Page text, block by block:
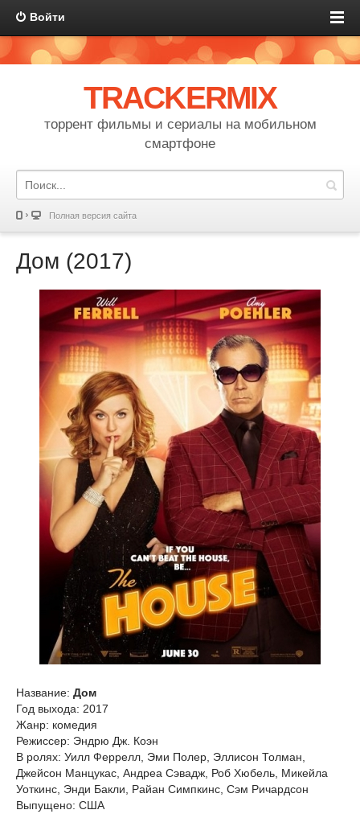
Войти
TRACKERMIX
торрент фильмы и сериалы на мобильном
смартфоне
Полная версия сайта
Дом (2017)
Название: Дом
Год выхода: 2017
Жанр: комедия
Режиссер: Эндрю Дж. Коэн
В ролях: Уилл Феррелл, Эми Полер, Эллисон Толман,
Джейсон Манцукас, Андреа Сэвадж, Роб Хюбель, Микейла
Уоткинс, Энди Бакли, Райан Симпкинс, Сэм Ричардсон
Выпущено: США